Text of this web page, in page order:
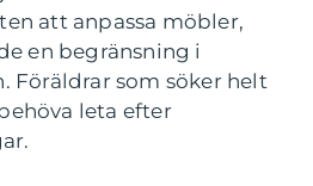
att anpassa möbler,
en begränsning i
Föräldrar som söker helt
leta efter